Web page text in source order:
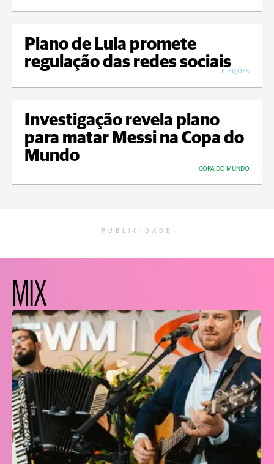
Plano de Lula promete
regulação das redes sociais
ELEIÇÕES
Investigação revela plano
para matar Messi na Copa do
Mundo
COPA DO MUNDO
PUBLICIDADE
MIX